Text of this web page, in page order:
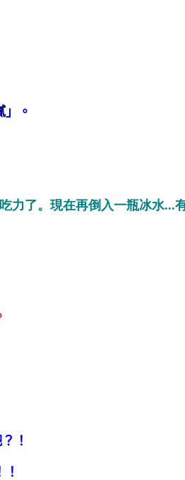
」。
力了。現在再倒入一瓶冰水...
！
！